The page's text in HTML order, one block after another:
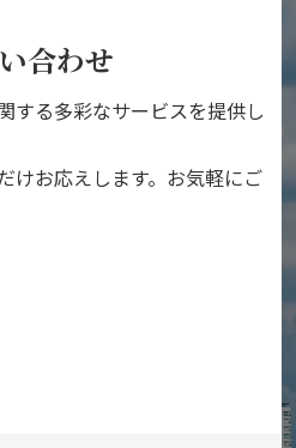
合わせ
する多彩なサービスを提供し
けお応えします。お気軽にご